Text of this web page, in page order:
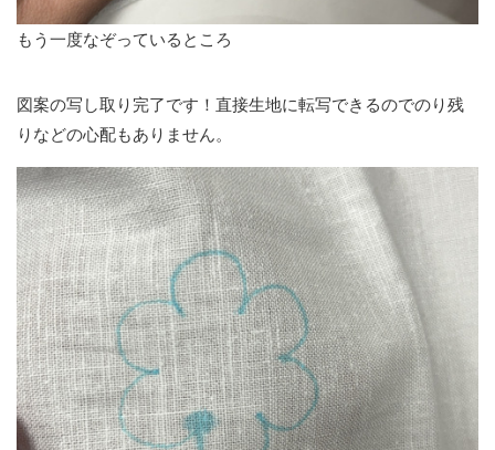
もう一度なぞっているところ
図案の写し取り完了です！直接生地に転写できるのでのり残
りなどの心配もありません。